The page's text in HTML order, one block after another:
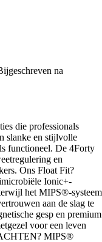
na
die professionals
slanke en stijlvolle
functioneel. De 4Forty
en
Ons Float Fit?
Ionic+-
het MIPS®-systeem
aan de slag te
gesp en premium
voor een leven
MIPS®